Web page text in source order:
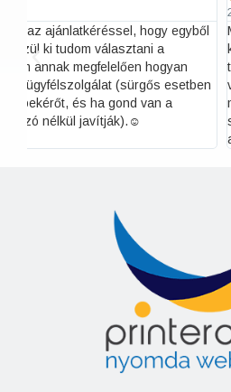
Már több éve csak és kizárólag a
készítettjük az összes termékünk
tevékenykedünk gastro
választékához találtunk profi
minőségben gyorsan precízen
support részlege is a nyomdának,
azonnal tudnak megnyugtatóan